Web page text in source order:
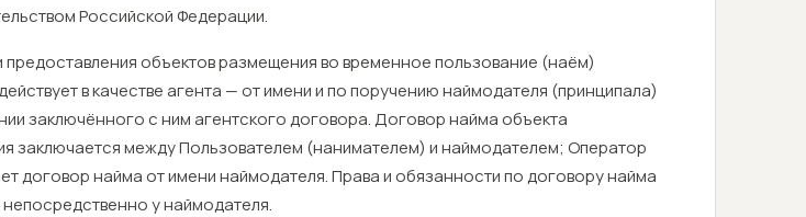
Российской Федерации.
предоставления объектов размещения во временное пользование (наём)
в качестве агента — от имени и по поручению наймодателя (принципала)
заключённого с ним агентского договора. Договор найма объекта
заключается между Пользователем (нанимателем) и наймодателем; Оператор
договор найма от имени наймодателя. Права и обязанности по договору найма
у наймодателя.